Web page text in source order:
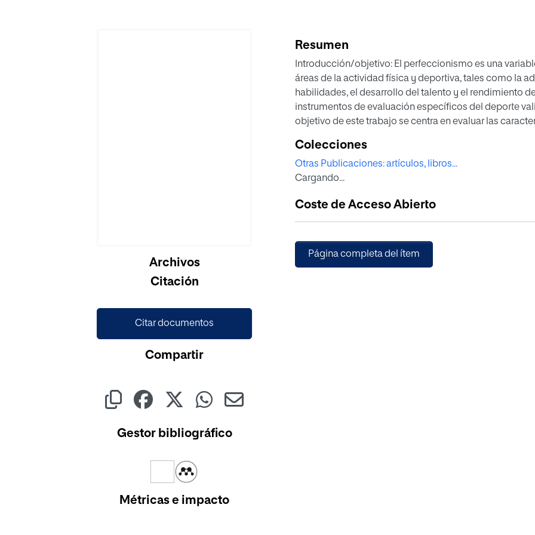
Archivos
Citación
Citar documentos
Compartir
Gestor bibliográfico
Métricas e impacto
Resumen
Introducción/objetivo: El perfeccionismo es una
áreas de la actividad física y deportiva, tales como la
habilidades, el desarrollo del talento y el rendimiento
instrumentos de evaluación específicos del deporte
objetivo de este trabajo se centra en evaluar las
mujeres de diferentes disciplinas y niveles de
cuestionario de estrategias de afrontamiento en
resultados obtenidos del análisis factorial
evidenciaron un buen nivel de confiabilidad interna.
que el instrumento medía bien tanto en hombres
utilizarse con la población deportiva española en
fiable y válido desde un punto de vista psicométrico.
Colecciones
Otras Publicaciones: artículos, libros...
Cargando...
Coste de Acceso Abierto
Página completa del ítem